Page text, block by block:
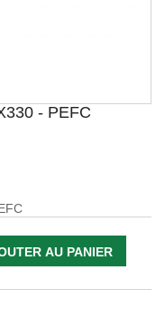
- PEFC
AU PANIER